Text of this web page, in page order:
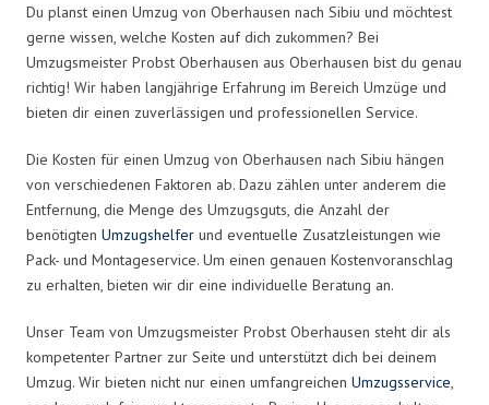
Du planst einen Umzug von Oberhausen nach Sibiu und möchtest
gerne wissen, welche Kosten auf dich zukommen? Bei
Umzugsmeister Probst Oberhausen aus Oberhausen bist du genau
richtig! Wir haben langjährige Erfahrung im Bereich Umzüge und
bieten dir einen zuverlässigen und professionellen Service.
Die Kosten für einen Umzug von Oberhausen nach Sibiu hängen
von verschiedenen Faktoren ab. Dazu zählen unter anderem die
Entfernung, die Menge des Umzugsguts, die Anzahl der
benötigten Umzugshelfer und eventuelle Zusatzleistungen wie
Pack- und Montageservice. Um einen genauen Kostenvoranschlag
zu erhalten, bieten wir dir eine individuelle Beratung an.
Unser Team von Umzugsmeister Probst Oberhausen steht dir als
kompetenter Partner zur Seite und unterstützt dich bei deinem
Umzug. Wir bieten nicht nur einen umfangreichen Umzugsservice,